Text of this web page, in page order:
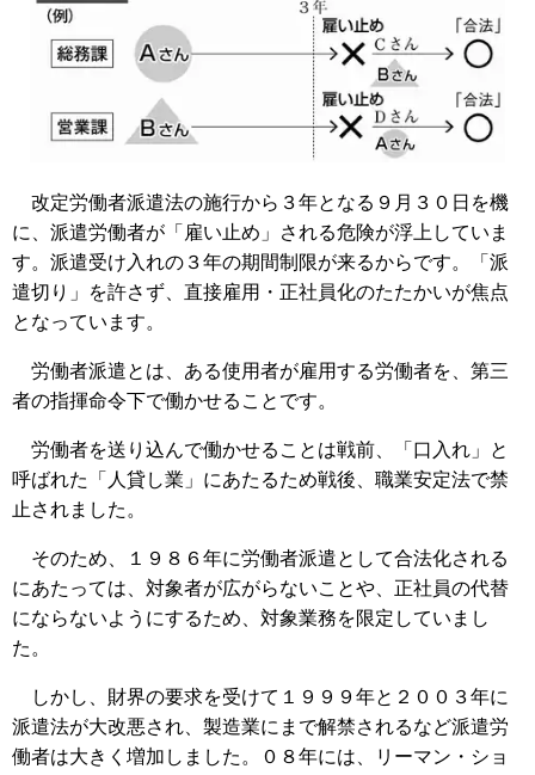
改定労働者派遣法の施行から３年となる９月３０日を機
に、派遣労働者が「雇い止め」される危険が浮上していま
す。派遣受け入れの３年の期間制限が来るからです。「派
遣切り」を許さず、直接雇用・正社員化のたたかいが焦点
となっています。
労働者派遣とは、ある使用者が雇用する労働者を、第三
者の指揮命令下で働かせることです。
労働者を送り込んで働かせることは戦前、「口入れ」と
呼ばれた「人貸し業」にあたるため戦後、職業安定法で禁
止されました。
そのため、１９８６年に労働者派遣として合法化される
にあたっては、対象者が広がらないことや、正社員の代替
にならないようにするため、対象業務を限定していまし
た。
しかし、財界の要求を受けて１９９９年と２００３年に
派遣法が大改悪され、製造業にまで解禁されるなど派遣労
働者は大きく増加しました。０８年には、リーマン・ショ